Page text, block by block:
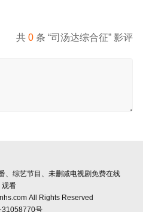
共0 条 “司汤达综合征” 影评
、综艺节目、未删减电视剧免费在线
观看
All Rights Reserved
31058770号